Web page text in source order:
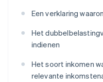
Een verklaring
Het
indienen
Het soort inkomen
relevante